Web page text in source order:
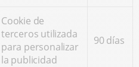
Cookie de
terceros utilizada
para personalizar
la publicidad
90 días